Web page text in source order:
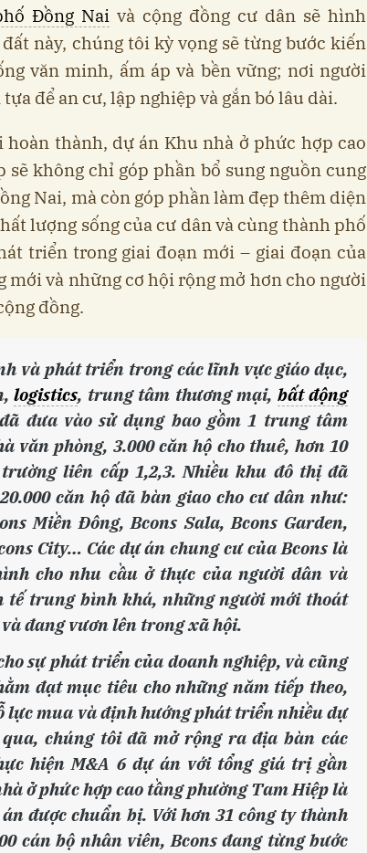
Đồng Nai và cộng đồng cư dân sẽ hình
này, chúng tôi kỳ vọng sẽ từng bước kiến
văn minh, ấm áp và bền vững; nơi người
để an cư, lập nghiệp và gắn bó lâu dài.
thành, dự án Khu nhà ở phức hợp cao
sẽ không chỉ góp phần bổ sung nguồn cung
Nai, mà còn góp phần làm đẹp thêm diện
lượng sống của cư dân và cùng thành phố
triển trong giai đoạn mới – giai đoạn của
mới và những cơ hội rộng mở hơn cho người
đồng.
và phát triển trong các lĩnh vực giáo dục,
logistics, trung tâm thương mại, bất động
đưa vào sử dụng bao gồm 1 trung tâm
văn phòng, 3.000 căn hộ cho thuê, hơn 10
liên cấp 1,2,3. Nhiều khu đô thị đã
căn hộ đã bàn giao cho cư dân như:
Miền Đông, Bcons Sala, Bcons Garden,
City… Các dự án chung cư của Bcons là
cho nhu cầu ở thực của người dân và
tế trung bình khá, những người mới thoát
đang vươn lên trong xã hội.
sự phát triển của doanh nghiệp, và cũng
đạt mục tiêu cho những năm tiếp theo,
lực mua và định hướng phát triển nhiều dự
chúng tôi đã mở rộng ra địa bàn các
hiện M&A 6 dự án với tổng giá trị gần
ở phức hợp cao tầng phường Tam Hiệp là
được chuẩn bị. Với hơn 31 công ty thành
cán bộ nhân viên, Bcons đang từng bước